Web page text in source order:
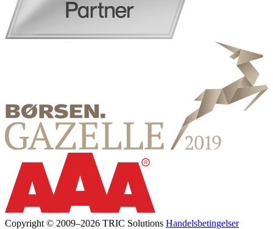
Copyright © 2009–2026 TRIC Solutions Handelsbetingelser